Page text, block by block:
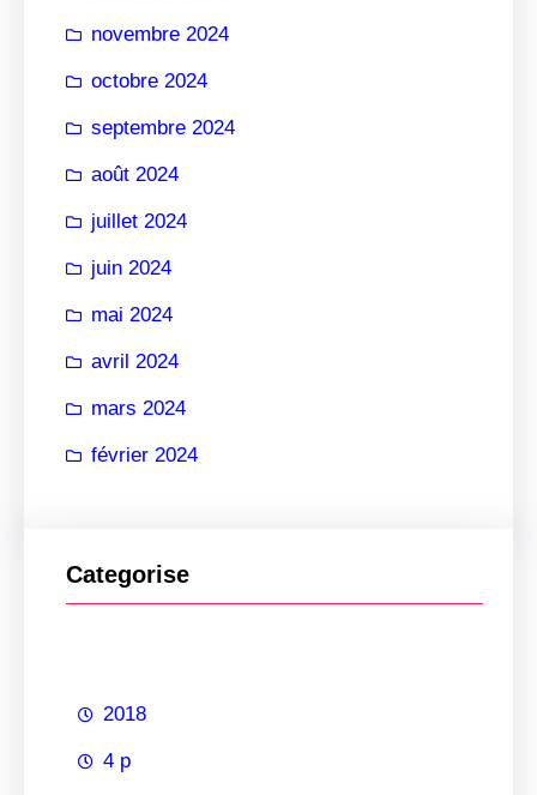
novembre 2024
octobre 2024
septembre 2024
août 2024
juillet 2024
juin 2024
mai 2024
avril 2024
mars 2024
février 2024
Categorise
2018
4 p